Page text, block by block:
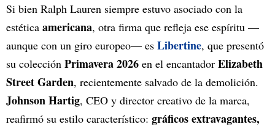
Si bien Ralph Lauren siempre estuvo asociado con la
estética americana, otra firma que refleja ese espíritu —
aunque con un giro europeo— es Libertine, que presentó
su colección Primavera 2026 en el encantador Elizabeth
Street Garden, recientemente salvado de la demolición.
Johnson Hartig, CEO y director creativo de la marca,
reafirmó su estilo característico: gráficos extravagantes,